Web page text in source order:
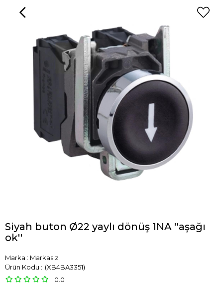
Siyah buton Ø22 yaylı dönüş 1NA ''aşağı
ok''
Marka : Markasız
(XB4BA3351)
0.0